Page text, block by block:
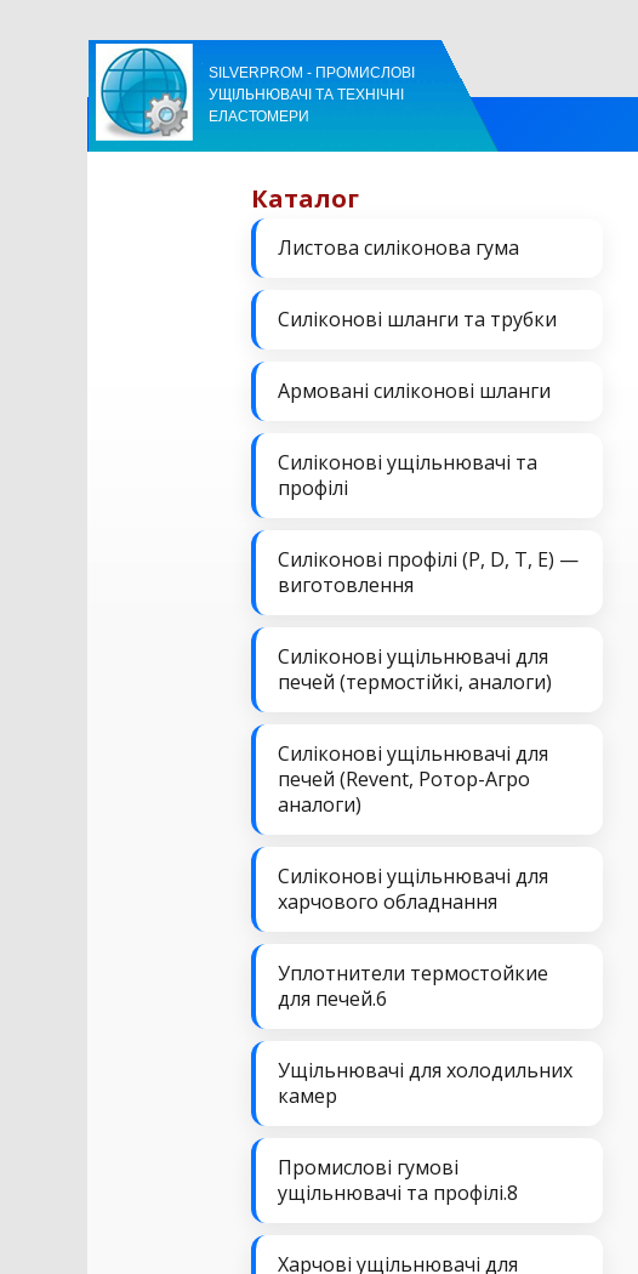
SILVERPROM - ПРОМИСЛОВІ
УЩІЛЬНЮВАЧІ ТА ТЕХНІЧНІ
ЕЛАСТОМЕРИ
Каталог
Листова силіконова гума
Силіконові шланги та трубки
Армовані силіконові шланги
Силіконові ущільнювачі та
профілі
Силіконові профілі (P, D, T, E) —
виготовлення
Силіконові ущільнювачі для
печей (термостійкі, аналоги)
Силіконові ущільнювачі для
печей (Revent, Ротор-Агро
аналоги)
Силіконові ущільнювачі для
харчового обладнання
Уплотнители термостойкие
для печей.6
Ущільнювачі для холодильних
камер
Промислові гумові
ущільнювачі та профілі.8
Харчові ущільнювачі для